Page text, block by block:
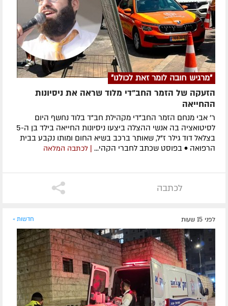
"מרגיש חובה לומר זאת לכולנו"
הזעקה של הזמר החב"די מלוד שראה את ניסיונות
ההחייאה
ר' אבי מנחם הזמר החב"די מקהילת חב"ד בלוד נחשף היום
לסיטואציה בה אנשי ההצלה ביצעו ניסיונות החייאה בילד בן ה-5
בצלאל דוד גילר ז"ל, שאותר ברכב בשיא החום ומותו נקבע בבית
הרפואה • בפוסט שכתב לחברי הקהי...
| לכתבה המלאה
לכתבה
לפני 15 שעות חדשות »